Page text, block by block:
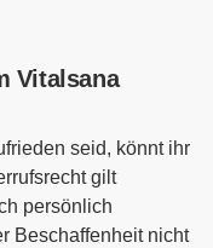
Vitalsana
seid, könnt ihr
gilt
persönlich
Beschaffenheit nicht